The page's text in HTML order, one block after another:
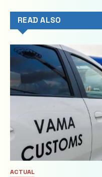
READ ALSO
ACTUAL